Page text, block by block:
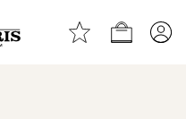
publicering*